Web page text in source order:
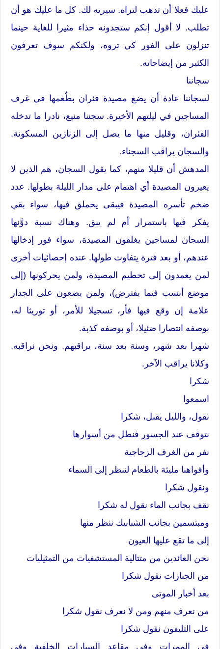
عليك فعلا أن تذهب لتراه. سيريه لك. كل ما عليك هو أن
تطلب. لا أقول إنكم ستجدونه حذاء مثيرا للغاية حينما
تنزلون على الفور كي تروه، ولكنكم سوف تعرفون
الكثير من إيضاحاته.
سجاننا
لسجاننا عادة أن يضع مصيدة فئران بطُعمها في غرف
المساجين في ليلتهم الأخيرة. سجننا منيع، نادرا ما تدخله
الفئران، وقليل منها ما يصل إلى الزنازين المسكونة.
والسجان يراقب السجناء.
المدهش أن قليلا منهم، كما يقول السجان، هم الذين لا
يعيرون المصيدة أي اهتمام على مدار الليلة بطولها. عدد
ضخم تأسره المصيدة فيبقى يحملق فيها، سواء بقي
يفكر فيها باستمرار أم لم يبق. وهناك نسبة دوَّنها
السجان لمساجين يغلقون المصيدة، سواء فور إدخالها
عندهم، أو بعد فترة يتفاوت طولها. عنده إحصائيات أخرى
لمن يعمدون إلى تحطيم المصيدة، ولمن يحركونها (إلى
موضع أنسب فيما يفترض)، ولمن يضعون على الجدار
علامة إن وقع فيها فأر، تسجيلا للأمر، أو توريثا له،
بوصفه انتصارا ضئيلا، أو بوصفه كذبة.
شهرا بعد شهر، وسنة بعد سنة، يراقبهم. ونحن نراقبه.
وكلانا يراقب الآخر.
شكرا
اسمعوا
نقول، والليل يقبل، شكرا
نتوقف عند الجسور فنطل من أسوارها
نفر من الغرف الزجاجية
وأفواهنا مليئة بالطعام لننظر إلى السماء
ونقول شكرا
نقف بجانب الماء نقول له شكرا
ومبتسمين بجانب الشبابيك ننظر منها
إلى ما تقع عليها العيون
نحن العائدين من متتالية المستشفيات من التمثيليات
من الجنازات نقول شكرا
بعد أخبار الموتى
من نعرف منهم ومن لا نعرف نقول شكرا
على التليفون نقول شكرا
في الممرات وفي مقاعد السيارات الخلفية وفي